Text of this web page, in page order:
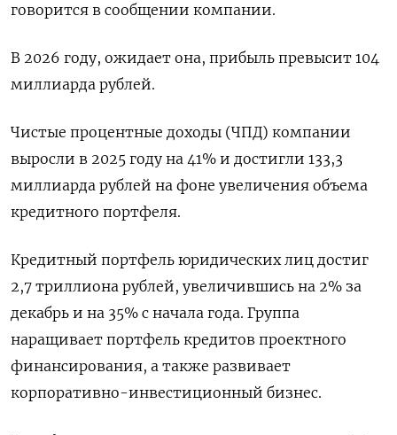
говорится ​в сообщении компании.
В ​2026 ​году, ожидает она, ⁠прибыль превысит 104
‌миллиарда рублей.
Чистые процентные доходы (ЧПД) ‌компании
выросли в 2025 году на 41% и ​достигли 133,3
миллиарда ‌рублей на фоне увеличения объема
кредитного портфеля.
Кредитный ​портфель юридических лиц достиг
2,‌7 триллиона рублей, увеличившись на 2% за
декабрь и на 35% с ​начала года. Группа ​
наращивает портфель ‌кредитов проектного
финансирования, а также развивает ​
корпоративно-инвестиционный бизнес.